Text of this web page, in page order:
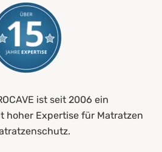
ist seit 2006 ein
hoher Expertise für Matratzen